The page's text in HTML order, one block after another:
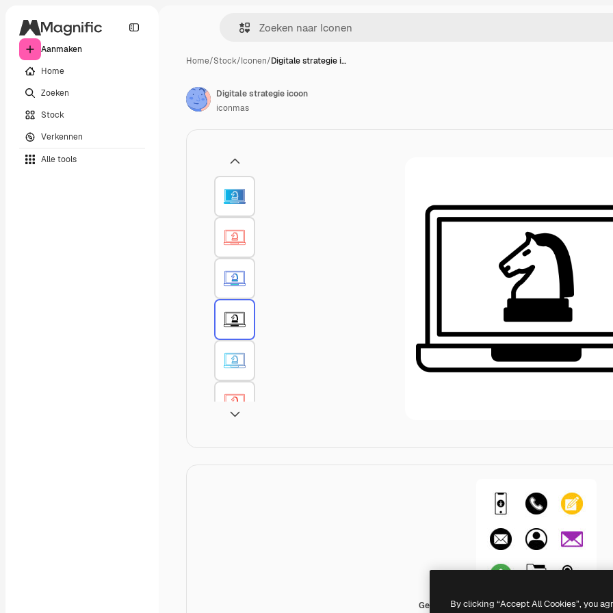
Aanmaken
Home
Zoeken
Stock
Verkennen
Alle tools
Home/Stock/Iconen/Digitale strategie i…
Generic Mixed
Digitale strategie icoon
iconmas
By clicking “Accept All Cookies”, you